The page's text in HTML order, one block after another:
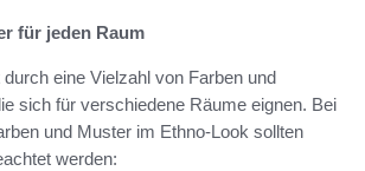
für jeden Raum
eine Vielzahl von Farben und
sich für verschiedene Räume eignen. Bei
und Muster im Ethno-Look sollten
werden: